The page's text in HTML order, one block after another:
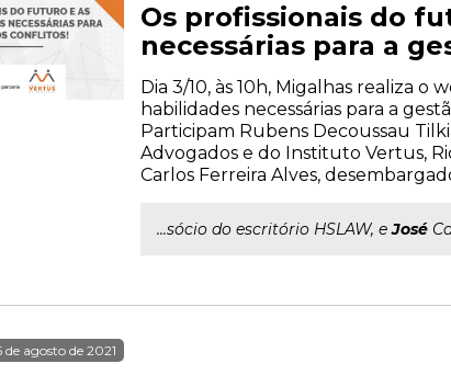
Os profissionais do
necessárias para a
Dia 3/10, às 10h, Migalhas realiza o
habilidades necessárias para a
Participam Rubens Decoussau
Advogados e do Instituto Vertus,
Carlos Ferreira Alves,
...sócio do escritório HSLAW, eJosé
agosto de 2021